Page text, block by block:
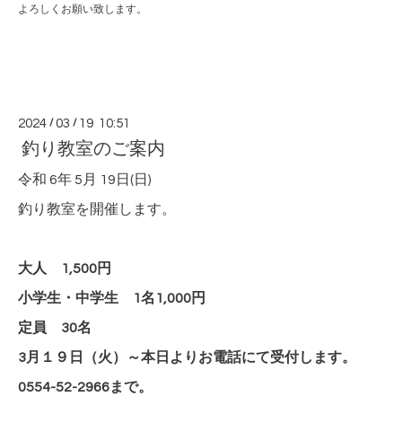
よろしくお願い致します。
2024 /03 / 19 10:51
釣り教室のご案内
令和 6年 5月 19日(日)
釣り教室を開催します。
大人 1,500円
小学生・中学生 1名1,000円
定員 30名
3月１９日（火）～本日よりお電話にて受付します。
0554-52-2966まで。